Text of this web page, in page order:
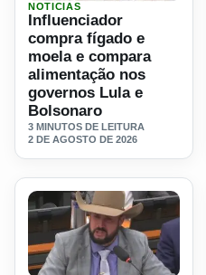
Ler materia: Influenciador
NOTICIAS
Influenciador
compra fígado e
moela e compara
alimentação nos
governos Lula e
Bolsonaro
3 MINUTOS DE LEITURA
2 DE AGOSTO DE 2026